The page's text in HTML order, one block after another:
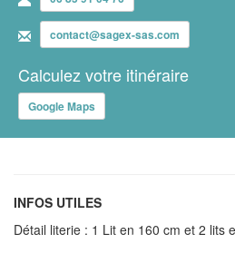
contact@sagex-sas.com
Calculez votre itinéraire
Google Maps
INFOS UTILES
Détail literie : 1 Lit en 160 cm et 2 lits